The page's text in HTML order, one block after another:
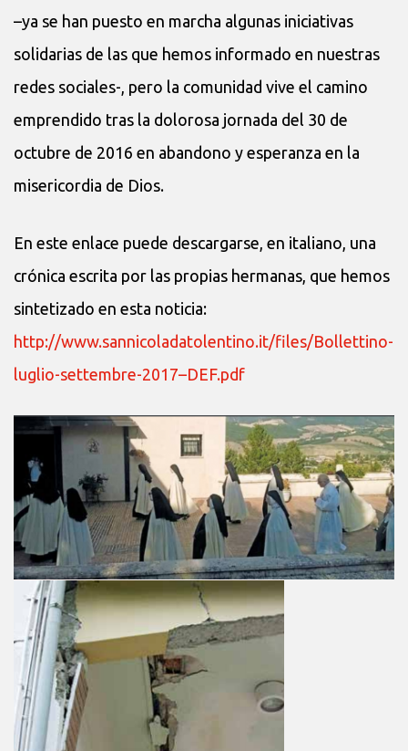
–ya se han puesto en marcha algunas iniciativas
solidarias de las que hemos informado en nuestras
redes sociales-, pero la comunidad vive el camino
emprendido tras la dolorosa jornada del 30 de
octubre de 2016 en abandono y esperanza en la
misericordia de Dios.
En este enlace puede descargarse, en italiano, una
crónica escrita por las propias hermanas, que hemos
sintetizado en esta noticia:
http://www.sannicoladatolentino.it/files/Bollettino-
luglio-settembre-2017–DEF.pdf